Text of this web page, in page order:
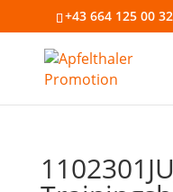
+43 664 125 00 32